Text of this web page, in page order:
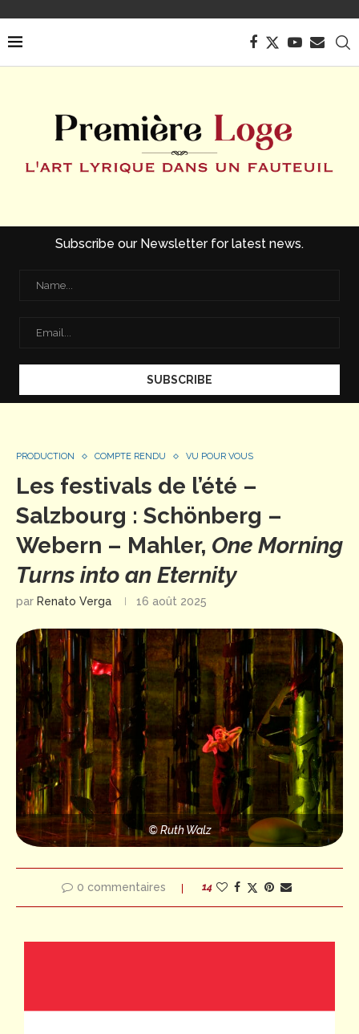
Subscribe our Newsletter for latest news.
PRODUCTION COMPTE RENDU VU POUR VOUS
Les festivals de l’été –
Salzbourg : Schönberg –
Webern – Mahler, One Morning
Turns into an Eternity
par Renato Verga 16 août 2025
© Ruth Walz
0 commentaires 14